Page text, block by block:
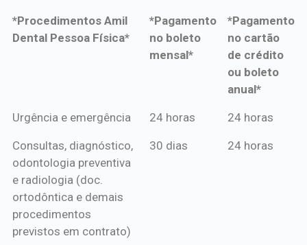
*Procedimentos Amil
Dental Pessoa Física*
*Pagamento
no boleto
mensal*
*Pagamento
no cartão
de crédito
ou boleto
anual*
*Procedimentos Amil
*Pagamento
mensal*
*Pagamento
de crédito
Urgência e emergência 24 horas 24 horas
Consultas, diagnóstico,
odontologia preventiva
e radiologia (doc.
ortodôntica e demais
procedimentos
previstos em contrato)
30 dias 24 horas